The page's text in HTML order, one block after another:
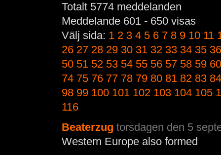
Totalt 5774 meddelanden
Meddelande 601 - 650 visas
Välj sida: 1 2 3 4 5 6 7 8 9 10 11
26 27 28 29 30 31 32 33 34 35 36
50 51 52 53 54 55 56 57 58 59 60
74 75 76 77 78 79 80 81 82 83 84
98 99 100 101 102 103 104 105
116
Beaterzug torsdagen den 5
Western Europe also formed